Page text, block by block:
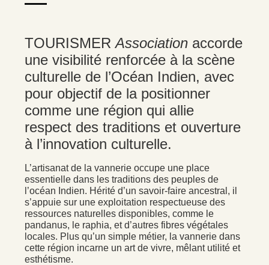
TOURISMERAssociationaccorde
une visibilité renforcée à la scène
culturelle de l’Océan Indien, avec
pour objectif de la positionner
comme une région qui allie
respect des traditions et ouverture
à l’innovation culturelle.
L’artisanat de la vannerie occupe une place
essentielle dans les traditions des peuples de
l’océan Indien. Hérité d’un savoir-faire ancestral, il
s’appuie sur une exploitation respectueuse des
ressources naturelles disponibles, comme le
pandanus, le raphia, et d’autres fibres végétales
locales. Plus qu’un simple métier, la vannerie dans
cette région incarne un art de vivre, mêlant utilité et
esthétisme.